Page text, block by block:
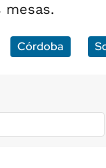
mesas.
Córdoba